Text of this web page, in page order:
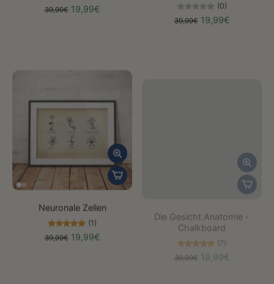
39,99€ 19,99€ (0)
39,99€ 19,99€
Neuronale Zellen
(1)
39,99€ 19,99€
Chalkboard
(7)
39,99€ 19,99€